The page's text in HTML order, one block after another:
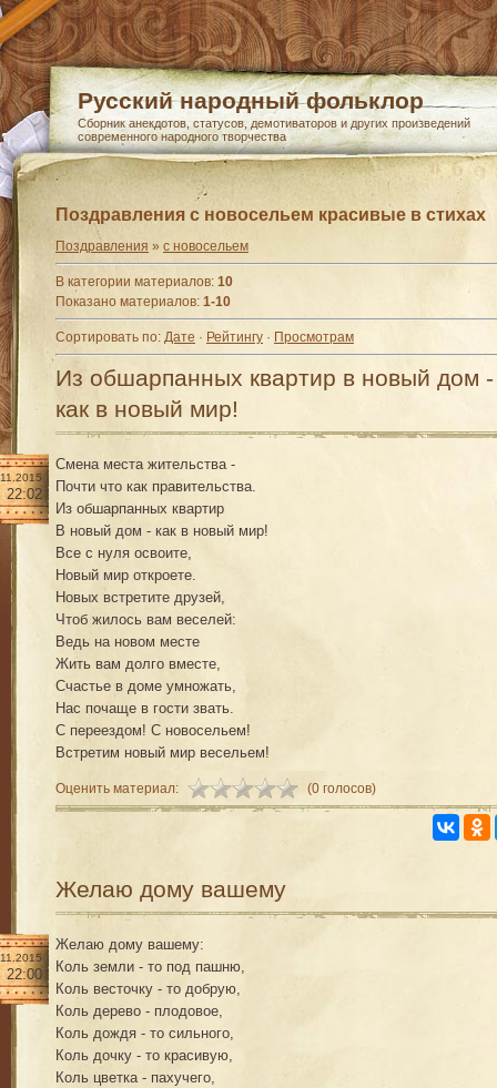
Русский народный фольклор
Сборник анекдотов, статусов, демотиваторов и других произведений
современного народного творчества
Поздравления с новосельем красивые в стихах
Поздравления » с новосельем
В категории материалов: 10
Показано материалов: 1-10
Сортировать по: Дате · Рейтингу · Просмотрам
Из обшарпанных квартир в новый дом -
как в новый мир!
22:02
Смена места жительства -
Почти что как правительства.
Из обшарпанных квартир
В новый дом - как в новый мир!
Все с нуля освоите,
Новый мир откроете.
Новых встретите друзей,
Чтоб жилось вам веселей:
Ведь на новом месте
Жить вам долго вместе,
Счастье в доме умножать,
Нас почаще в гости звать.
С переездом! С новосельем!
Встретим новый мир весельем!
Оценить материал: (0 голосов)
Желаю дому вашему
22:00
Желаю дому вашему:
Коль земли - то под пашню,
Коль весточку - то добрую,
Коль дерево - плодовое,
Коль дождя - то сильного,
Коль дочку - то красивую,
Коль цветка - пахучего,